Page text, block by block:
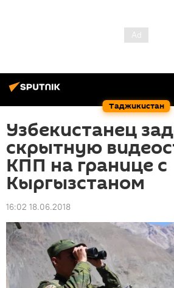
Таджикистан
Узбекистанец
скрытную
КПП на границе с
Кыргызстаном
16:02 18.06.2018